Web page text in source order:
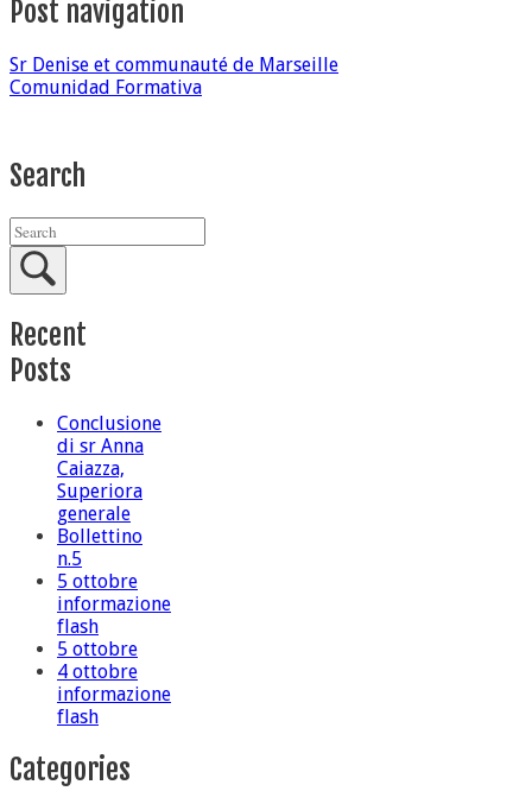
Post navigation
Sr Denise et communauté de Marseille
Comunidad Formativa
Search
Recent
Posts
Conclusione
di sr Anna
Caiazza,
Superiora
generale
Bollettino
n.5
5 ottobre
informazione
flash
5 ottobre
4 ottobre
informazione
flash
Categories